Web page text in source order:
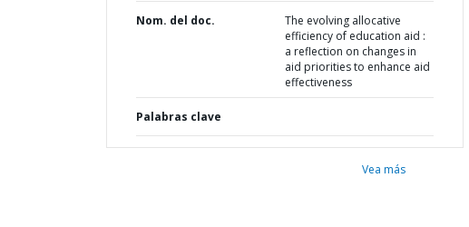
Nom. del doc.
The evolving allocative
efficiency of education aid :
a reflection on changes in
aid priorities to enhance aid
effectiveness
Palabras clave
Vea más